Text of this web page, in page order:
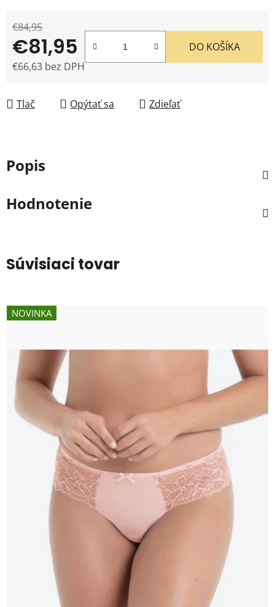
€84,95
€81,95
€66,63 bez DPH
DO KOŠÍKA
Tlač Opýtať sa Zdieľať
Popis
Hodnotenie
Súvisiaci tovar
NOVINKA